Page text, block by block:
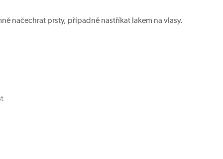
načechrat prsty, případně nastříkat lakem na vlasy.